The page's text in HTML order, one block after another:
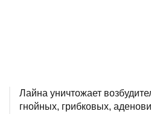
Лайна уничтожает
гнойных, грибковых,